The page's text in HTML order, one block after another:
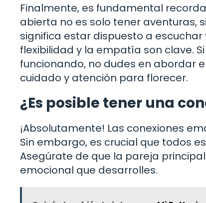
Finalmente, es fundamental
abierta no es solo tener aventuras,
significa estar dispuesto a
flexibilidad y la empatía son clave.
funcionando, no dudes en abordar
cuidado y atención para florecer.
¿Es posible tener una
¡Absolutamente! Las conexiones
Sin embargo, es crucial que todos
Asegúrate de que la pareja
emocional que desarrolles.